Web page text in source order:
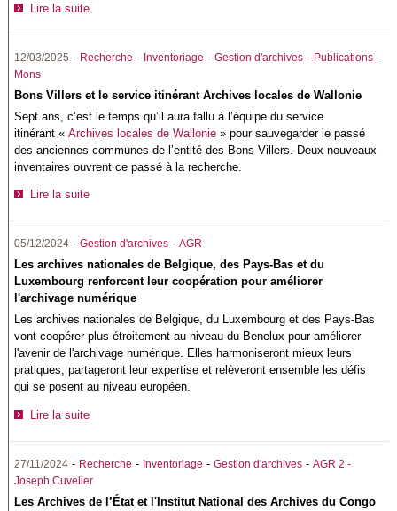
Lire la suite
12/03/2025 - Recherche - Inventoriage - Gestion d'archives- Publications-
Mons
Bons Villers et le service itinérant Archives locales de Wallonie
Sept ans, c’est le temps qu’il aura fallu à l’équipe du service
itinérant « Archives locales de Wallonie» pour sauvegarder le passé
des anciennes communes de l’entité des Bons Villers. Deux nouveaux
inventaires ouvrent ce passé à la recherche.
Lire la suite
05/12/2024- Gestion d'archives- AGR
Les archives nationales de Belgique, des Pays-Bas et du
Luxembourg renforcent leur coopération pour améliorer
l'archivage numérique
Les archives nationales de Belgique, du Luxembourg et des Pays-Bas
vont coopérer plus étroitement au niveau du Benelux pour améliorer
l'avenir de l'archivage numérique. Elles harmoniseront mieux leurs
pratiques, partageront leur expertise et relèveront ensemble les défis
qui se posent au niveau européen.
Lire la suite
27/11/2024- Recherche - Inventoriage - Gestion d'archives- AGR 2 -
Joseph Cuvelier
Les Archives de l’État et l'Institut National des Archives du Congo